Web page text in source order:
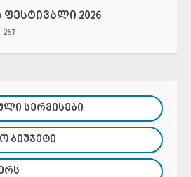
2026
267
ᲡᲔᲠᲕᲘᲡᲔᲑᲘ
ᲑᲘᲣᲯᲔᲢᲘ